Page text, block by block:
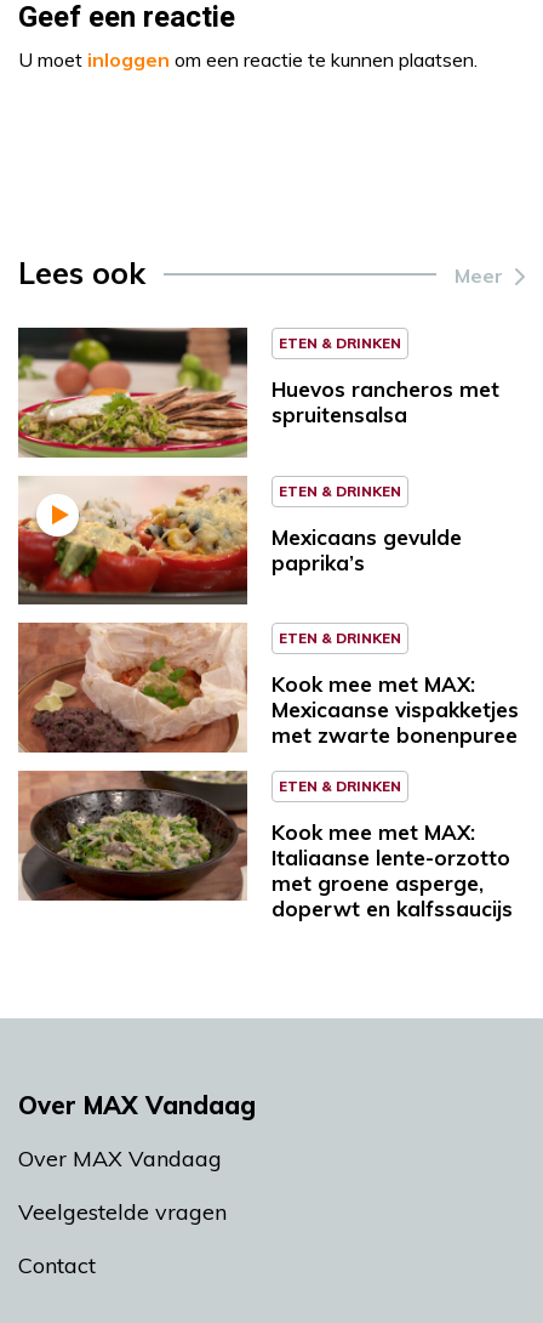
Geef een reactie
U moet inloggen om een reactie te kunnen plaatsen.
Lees ook Meer
ETEN & DRINKEN
Huevos rancheros met
spruitensalsa
ETEN & DRINKEN
Mexicaans gevulde
paprika’s
ETEN & DRINKEN
Kook mee met MAX:
Mexicaanse vispakketjes
met zwarte bonenpuree
ETEN & DRINKEN
Kook mee met MAX:
Italiaanse lente-orzotto
met groene asperge,
doperwt en kalfssaucijs
Over MAX Vandaag
Over MAX Vandaag
Veelgestelde vragen
Contact